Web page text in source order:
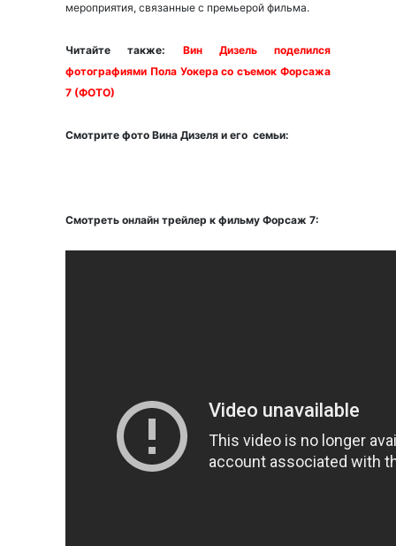
мероприятия, связанные с премьерой фильма.
Читайте также: Вин Дизель поделился
фотографиями Пола Уокера со съемок Форсажа
7 (ФОТО)
Смотрите фото Вина Дизеля и его семьи:
Смотреть онлайн трейлер к фильму Форсаж 7: